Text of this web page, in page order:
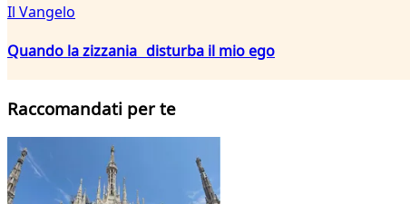
Il Vangelo
Quando la zizzania disturba il mio ego
Raccomandati per te